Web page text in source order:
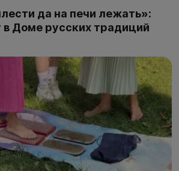
да на печи лежать»:
Доме русских традиций